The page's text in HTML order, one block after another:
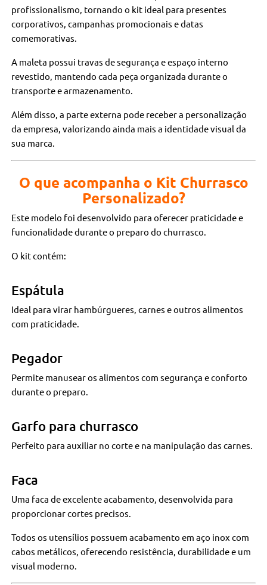
profissionalismo, tornando o kit ideal para presentes
corporativos, campanhas promocionais e datas
comemorativas.
A maleta possui travas de segurança e espaço interno
revestido, mantendo cada peça organizada durante o
transporte e armazenamento.
Além disso, a parte externa pode receber a personalização
da empresa, valorizando ainda mais a identidade visual da
sua marca.
O que acompanha o Kit Churrasco
Personalizado?
Este modelo foi desenvolvido para oferecer praticidade e
funcionalidade durante o preparo do churrasco.
O kit contém:
Espátula
Ideal para virar hambúrgueres, carnes e outros alimentos
com praticidade.
Pegador
Permite manusear os alimentos com segurança e conforto
durante o preparo.
Garfo para churrasco
Perfeito para auxiliar no corte e na manipulação das carnes.
Faca
Uma faca de excelente acabamento, desenvolvida para
proporcionar cortes precisos.
Todos os utensílios possuem acabamento em aço inox com
cabos metálicos, oferecendo resistência, durabilidade e um
visual moderno.